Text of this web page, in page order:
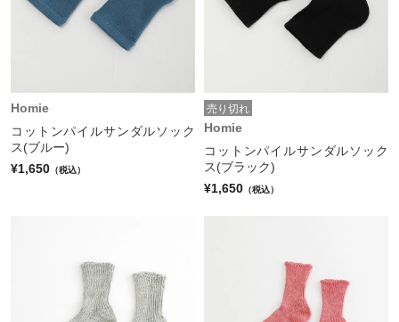
Homie
コットンパイルサンダルソック
ス(ブルー)
¥1,650 （税込）
売り切れ
Homie
コットンパイルサンダルソック
ス(ブラック)
¥1,650 （税込）